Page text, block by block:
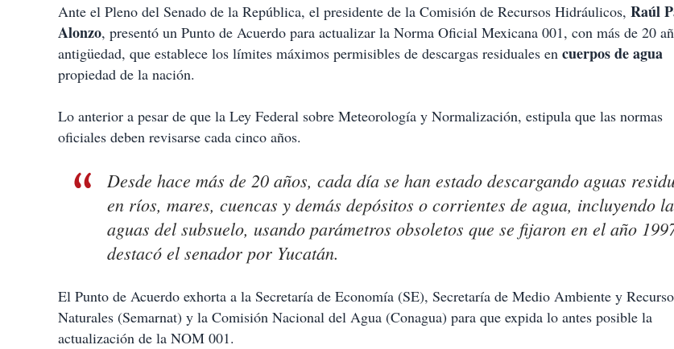
Ante el Pleno del Senado de la República, el presidente de la Comisión de Recursos Hidráulicos, Raúl
Alonzo, presentó un Punto de Acuerdo para actualizar la Norma Oficial Mexicana 001, con más de 20
antigüedad, que establece los límites máximos permisibles de descargas residuales en cuerpos de agua
propiedad de la nación.
Lo anterior a pesar de que la Ley Federal sobre Meteorología y Normalización, estipula que las normas
oficiales deben revisarse cada cinco años.
Desde hace más de 20 años, cada día se han estado descargando aguas
en ríos, mares, cuencas y demás depósitos o corrientes de agua, incluyendo
aguas del subsuelo, usando parámetros obsoletos que se fijaron en el año
destacó el senador por Yucatán.
El Punto de Acuerdo exhorta a la Secretaría de Economía (SE), Secretaría de Medio Ambiente y
Naturales (Semarnat) y la Comisión Nacional del Agua (Conagua) para que expida lo antes posible la
actualización de la NOM 001.